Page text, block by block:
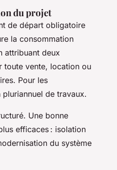
du projet
de départ obligatoire
la consommation
attribuant deux
toute vente, location ou
Pour les
pluriannuel de travaux.
Une bonne
efficaces : isolation
du système